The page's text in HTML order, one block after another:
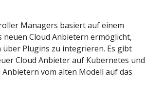
Managers basiert auf einem
neuen Cloud Anbietern ermöglicht,
Plugins zu integrieren. Es gibt
Cloud Anbieter auf Kubernetes und
vom alten Modell auf das